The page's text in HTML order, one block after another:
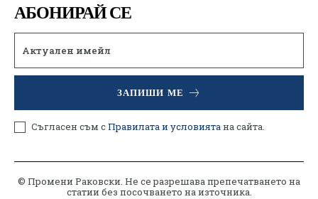
АБОНИРАЙ СЕ
ЗАПИШИ МЕ
Съгласен съм сПравилата и условиятана сайта.
© Промени Раковски. Не се разрешава препечатването на
статии без посочването на източника.